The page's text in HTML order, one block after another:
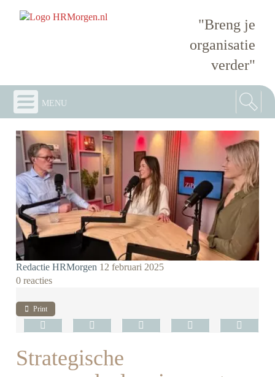
"Breng je
organisatie
verder"
menu
Redactie HRMorgen 12 februari 2025
0 reacties
Print
Strategische